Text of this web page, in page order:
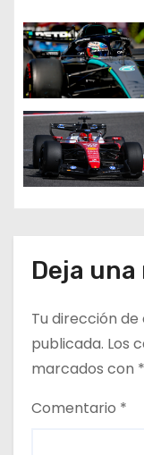
e
e
n
t
r
d
s
Deja
Tu dirección
publicada. Los
marcados con *
Comentario *